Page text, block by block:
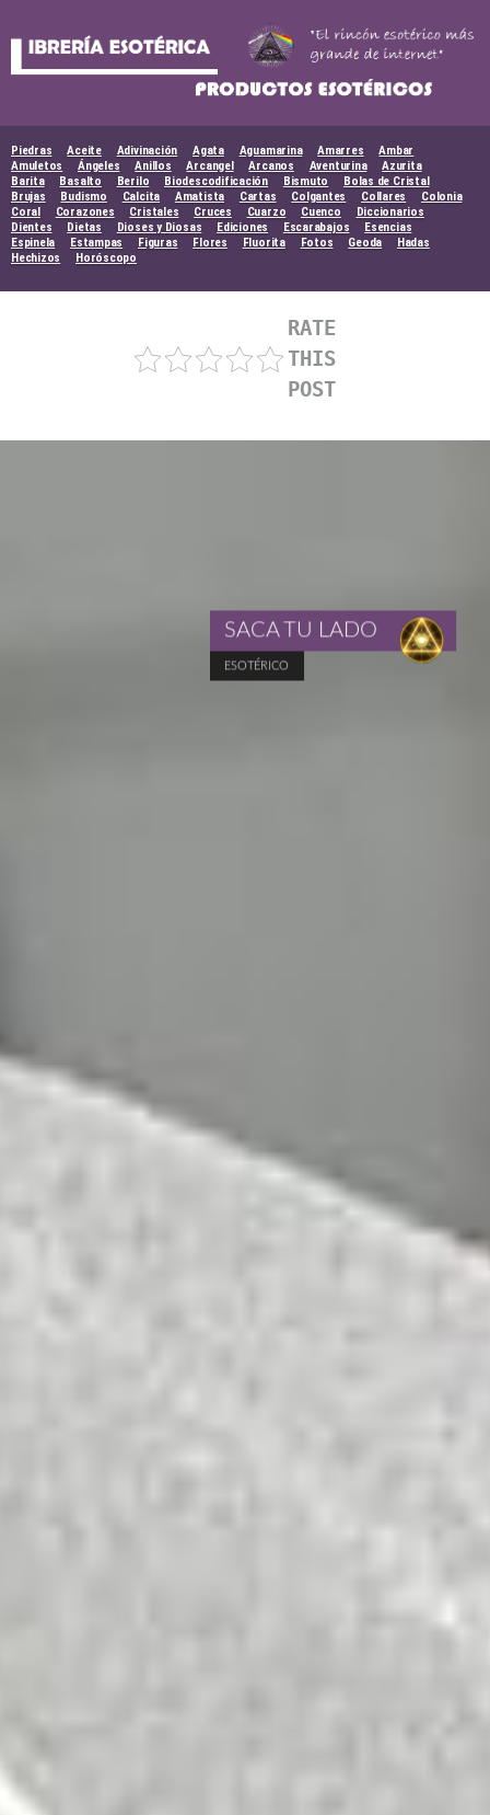
Piedras Aceite Adivinación Agata Aguamarina Amarres
Ambar
Amuletos
Ángeles Anillos Arcangel Arcanos Aventurina
Azurita
Barita
Basalto Berilo Biodescodificación Bismuto
Bolas de Cristal
Brujas
Budismo Calcita Amatista Cartas Colgantes Collares
Colonia
Coral
Corazones Cristales Cruces Cuarzo Cuenco
Diccionarios
Dientes
Dietas Dioses y Diosas Ediciones Escarabajos
Esencias
Espinela
Estampas Figuras Flores Fluorita Fotos Geoda
Hadas
Hechizos
Horóscopo
RATE
THIS
POST
ESOTÉRICO
SACA TU LADO